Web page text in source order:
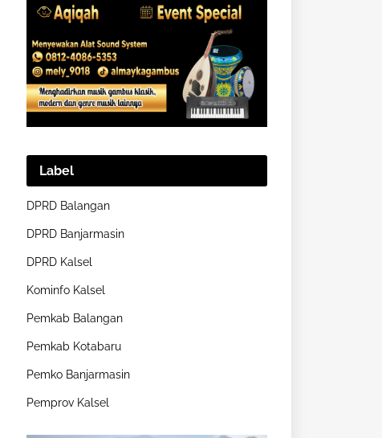
Label
DPRD Balangan
DPRD Banjarmasin
DPRD Kalsel
Kominfo Kalsel
Pemkab Balangan
Pemkab Kotabaru
Pemko Banjarmasin
Pemprov Kalsel